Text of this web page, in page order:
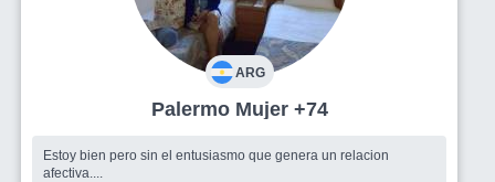
ARG
Palermo Mujer +74
Estoy bien pero sin el entusiasmo que genera un relacion
afectiva....